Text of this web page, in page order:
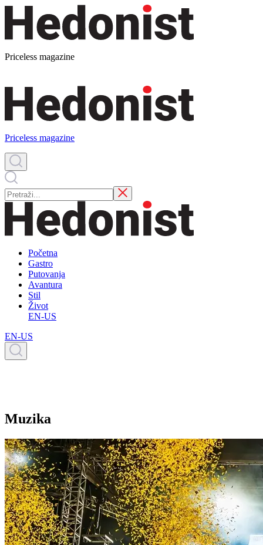
Priceless magazine
Priceless magazine
Početna
Gastro
Putovanja
Avantura
Stil
Život
EN-US
EN-US
Muzika